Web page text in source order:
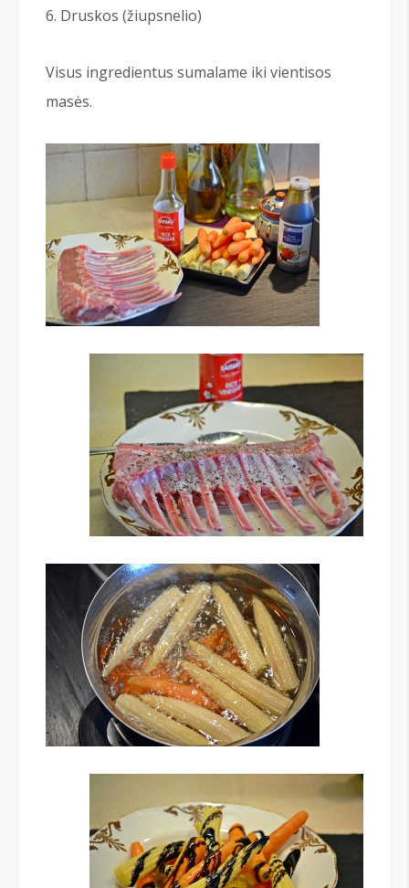
Druskos (žiupsnelio)
Visus ingredientus sumalame iki vientisos
masės.